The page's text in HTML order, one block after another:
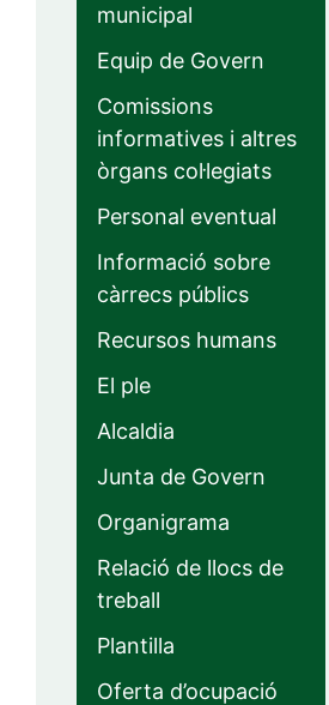
municipal
Equip de Govern
Comissions
informatives i altres
òrgans col·legiats
Personal eventual
Informació sobre
càrrecs públics
Recursos humans
El ple
Alcaldia
Junta de Govern
Organigrama
Relació de llocs de
treball
Plantilla
Oferta d’ocupació